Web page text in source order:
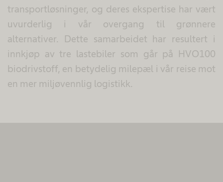
transportløsninger, og deres ekspertise har vært
uvurderlig i vår overgang til grønnere
alternativer. Dette samarbeidet har resultert i
innkjøp av tre lastebiler som går på HVO100
biodrivstoff, en betydelig milepæl i vår reise mot
en mer miljøvennlig logistikk.